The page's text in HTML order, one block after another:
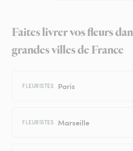
Faites livrer vos fleurs
grandes villes de France
FLEURISTES Paris
FLEURISTES Marseille